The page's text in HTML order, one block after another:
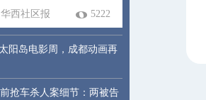
华西社区报 5222
阳岛电影周，成都动画再
抢车杀人案细节：两被告